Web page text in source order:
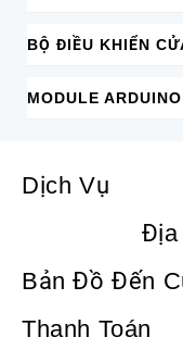
BỘ ĐIỀU KHIỂN
MODULE ARDUINO
Dịch Vụ
Địa
Bản Đồ Đến
Thanh Toán